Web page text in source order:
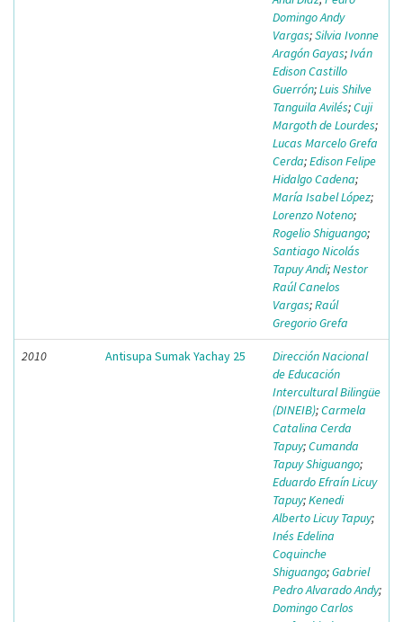
Domingo Andy
Vargas;Silvia Ivonne
Aragón Gayas;Iván
Edison Castillo
Guerrón;Luis Shilve
Tanguila Avilés;Cuji
Margoth de Lourdes;
Lucas Marcelo Grefa
Cerda;Edison Felipe
Hidalgo Cadena;
María Isabel López;
Lorenzo Noteno;
Rogelio Shiguango;
Santiago Nicolás
Tapuy Andi;Nestor
Raúl Canelos
Vargas;Raúl
Gregorio Grefa
2010 Antisupa Sumak Yachay 25
Dirección Nacional
de Educación
Intercultural Bilingüe
(DINEIB);Carmela
Catalina Cerda
Tapuy;Cumanda
Tapuy Shiguango;
Eduardo Efraín Licuy
Tapuy;Kenedi
Alberto Licuy Tapuy;
Inés Edelina
Coquinche
Shiguango;Gabriel
Pedro Alvarado Andy;
Domingo Carlos